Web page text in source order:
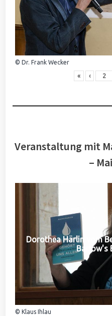
© Dr. Frank Wecker
« ‹
Veranstaltung mit
–
Dorothea Härlin vom
Barlow's
© Klaus Ihlau